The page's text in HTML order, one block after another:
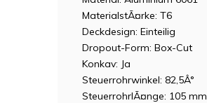
MaterialstÃ¤rke: T6
Deckdesign: Einteilig
Dropout-Form: Box-Cut
Konkav: Ja
Steuerrohrwinkel: 82,5Â°
SteuerrohrlÃ¤nge: 105 mm